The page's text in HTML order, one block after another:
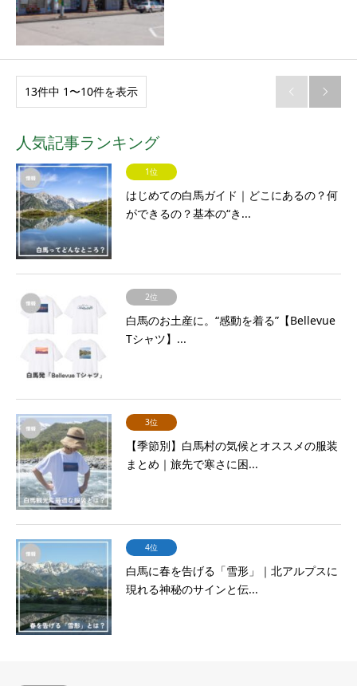
13件中 1〜10件を表示  
人気記事ランキング
1位
はじめての白馬ガイド｜どこにあるの？何
ができるの？基本の“き...
2位
白馬のお土産に。“感動を着る”【Bellevue
Tシャツ】...
3位
【季節別】白馬村の気候とオススメの服装
まとめ｜旅先で寒さに困...
4位
白馬に春を告げる「雪形」｜北アルプスに
現れる神秘のサインと伝...